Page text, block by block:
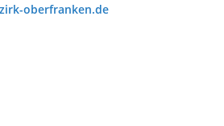
oberfranken.de